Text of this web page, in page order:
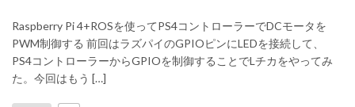
Raspberry Pi 4+ROSを使ってPS4コントローラーでDCモータを
PWM制御する 前回はラズパイのGPIOピンにLEDを接続して、
PS4コントローラーからGPIOを制御することでLチカをやってみ
た。今回はもう […]